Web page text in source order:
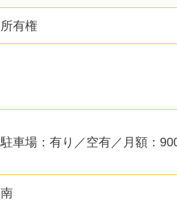
所有権
駐車場：有り／空有／月額：
南